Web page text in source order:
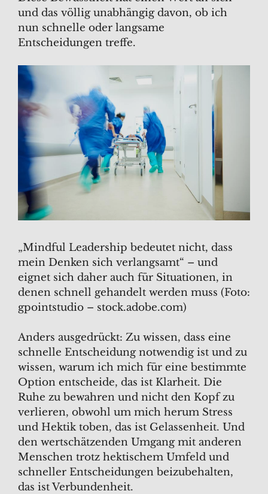
und das völlig unabhängig davon, ob ich
nun schnelle oder langsame
Entscheidungen treffe.
„Mindful Leadership bedeutet nicht, dass
mein Denken sich verlangsamt“ – und
eignet sich daher auch für Situationen, in
denen schnell gehandelt werden muss (Foto:
gpointstudio – stock.adobe.com)
Anders ausgedrückt: Zu wissen, dass eine
schnelle Entscheidung notwendig ist und zu
wissen, warum ich mich für eine bestimmte
Option entscheide, das ist Klarheit. Die
Ruhe zu bewahren und nicht den Kopf zu
verlieren, obwohl um mich herum Stress
und Hektik toben, das ist Gelassenheit. Und
den wertschätzenden Umgang mit anderen
Menschen trotz hektischem Umfeld und
schneller Entscheidungen beizubehalten,
das ist Verbundenheit.